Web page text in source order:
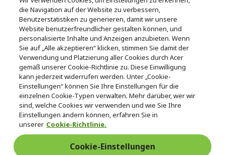
Versand
vor und nach
dem Kauf
Zahlung
© 2026 Acer Inc.
CPYou BV ist der autorisierte Wiederverkäufer und Händler der
Produkte und Dienstleistungen, die in diesem Shop angeboten
werden.
Deutschland/Österreich
die Navigation auf der Website zu verbessern,
Benutzerstatistiken zu generieren, damit wir unsere
Website benutzerfreundlicher gestalten können, und
personalisierte Inhalte und Anzeigen anzubieten. Wenn
Sie auf „Alle akzeptieren“ klicken, stimmen Sie damit der
Verwendung und Platzierung aller Cookies durch Acer
gemäß unserer Cookie-Richtlinie zu. Diese Einwilligung
kann jederzeit widerrufen werden. Unter „Cookie-
Einstellungen“ können Sie Ihre Einstellungen für die
einzelnen Cookie-Typen verwalten. Mehr darüber, wer wir
sind, welche Cookies wir verwenden und wie Sie Ihre
Einstellungen ändern können, erfahren Sie in
unserer Cookie-Richtlinie.
Cookie-Einstellungen